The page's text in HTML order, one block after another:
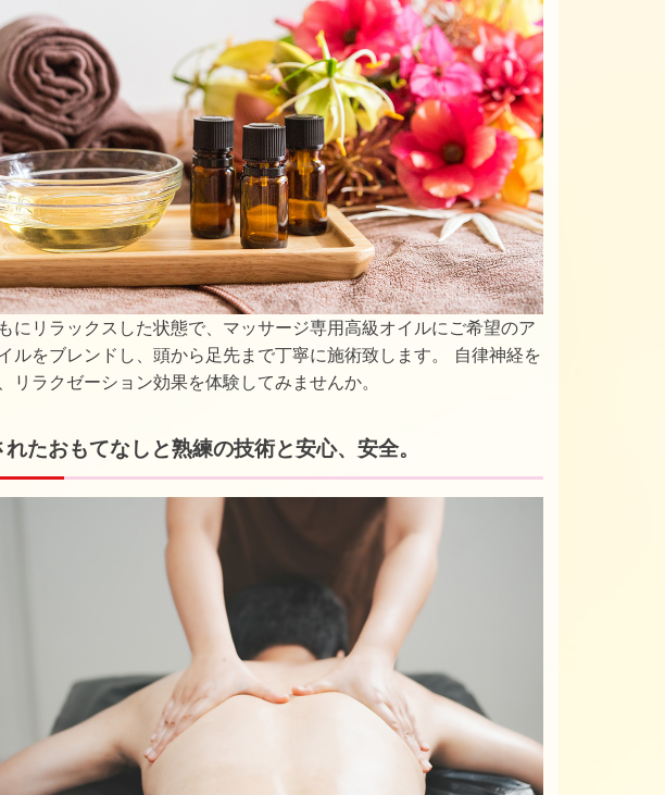
にリラックスした状態で、マッサージ専用高級オイルにご希望のア
ルをブレンドし、頭から足先まで丁寧に施術致します。 自律神経を
リラクゼーション効果を体験してみませんか。
たおもてなしと熟練の技術と安心、安全。